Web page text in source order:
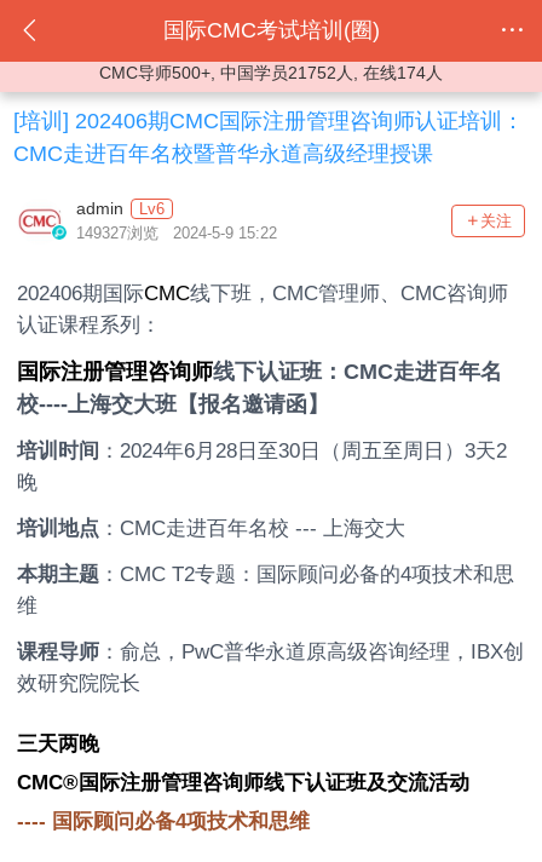
国际CMC考试培训(圈)
CMC导师500+, 中国学员21752人, 在线174人
[培训] 202406期CMC国际注册管理咨询师认证培训：
CMC走进百年名校暨普华永道高级经理授课
admin
Lv6
149327浏览 2024-5-9 15:22
关注
202406期国际CMC线下班，CMC管理师、CMC咨询师
认证课程系列：
国际注册管理咨询师线下认证班：CMC走进百年名
校----上海交大班【报名邀请函】
培训时间 ：2024年6月28日至30日（周五至周日）3天2
晚
培训地点 ：CMC走进百年名校 --- 上海交大
本期主题 ：CMC T2专题：国际顾问必备的4项技术和思
维
课程导师 ：俞总，PwC普华永道原高级咨询经理，IBX创
效研究院院长
三天两晚
CMC®国际注册管理咨询师线下认证班及交流活动
---- 国际顾问必备4项技术和思维